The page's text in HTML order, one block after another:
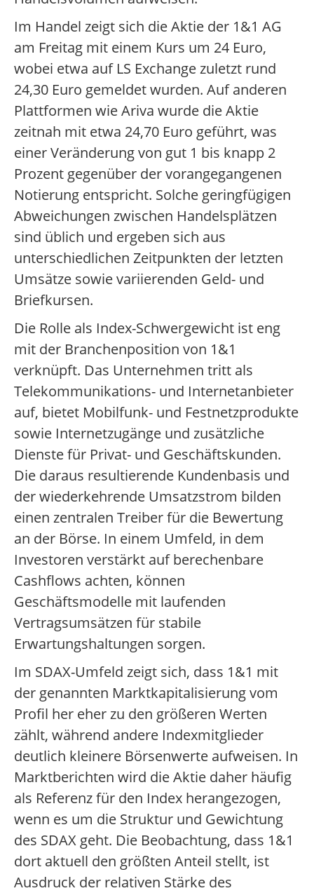
Im Handel zeigt sich die Aktie der 1&1 AG
am Freitag mit einem Kurs um 24 Euro,
wobei etwa auf LS Exchange zuletzt rund
24,30 Euro gemeldet wurden. Auf anderen
Plattformen wie Ariva wurde die Aktie
zeitnah mit etwa 24,70 Euro geführt, was
einer Veränderung von gut 1 bis knapp 2
Prozent gegenüber der vorangegangenen
Notierung entspricht. Solche geringfügigen
Abweichungen zwischen Handelsplätzen
sind üblich und ergeben sich aus
unterschiedlichen Zeitpunkten der letzten
Umsätze sowie variierenden Geld- und
Briefkursen.
Die Rolle als Index-Schwergewicht ist eng
mit der Branchenposition von 1&1
verknüpft. Das Unternehmen tritt als
Telekommunikations- und Internetanbieter
auf, bietet Mobilfunk- und Festnetzprodukte
sowie Internetzugänge und zusätzliche
Dienste für Privat- und Geschäftskunden.
Die daraus resultierende Kundenbasis und
der wiederkehrende Umsatzstrom bilden
einen zentralen Treiber für die Bewertung
an der Börse. In einem Umfeld, in dem
Investoren verstärkt auf berechenbare
Cashflows achten, können
Geschäftsmodelle mit laufenden
Vertragsumsätzen für stabile
Erwartungshaltungen sorgen.
Im SDAX-Umfeld zeigt sich, dass 1&1 mit
der genannten Marktkapitalisierung vom
Profil her eher zu den größeren Werten
zählt, während andere Indexmitglieder
deutlich kleinere Börsenwerte aufweisen. In
Marktberichten wird die Aktie daher häufig
als Referenz für den Index herangezogen,
wenn es um die Struktur und Gewichtung
des SDAX geht. Die Beobachtung, dass 1&1
dort aktuell den größten Anteil stellt, ist
Ausdruck der relativen Stärke des